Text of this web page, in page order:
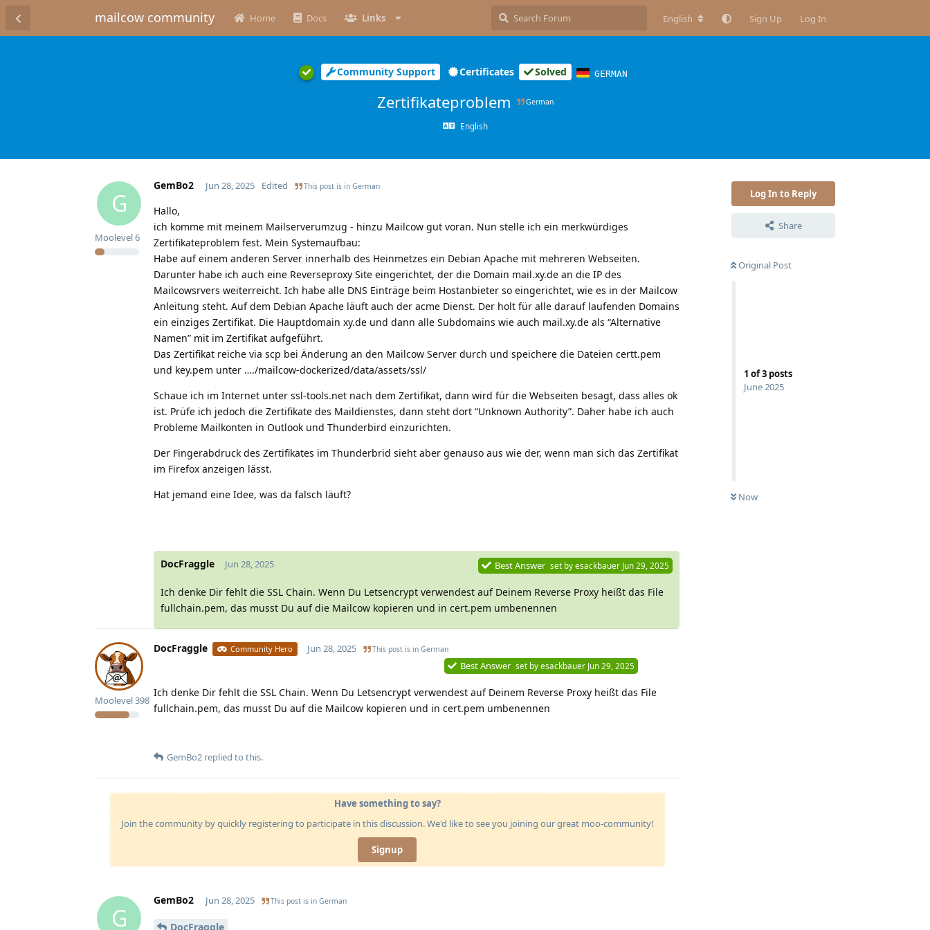
mailcow community Home Docs Links English Sign Up Log In
Community Support Certificates Solved GERMAN
Zertifikateproblem German
English
Log In to Reply
Share
Original Post
1 of3 posts
June 2025
Now
G
GemBo2
Moolevel6
Jun 28, 2025 Edited This post is in German
Hallo,
ich komme mit meinem Mailserverumzug - hinzu Mailcow gut voran. Nun stelle ich ein merkwürdiges
Zertifikateproblem fest. Mein Systemaufbau:
Habe auf einem anderen Server innerhalb des Heinmetzes ein Debian Apache mit mehreren Webseiten.
Darunter habe ich auch eine Reverseproxy Site eingerichtet, der die Domain mail.xy.de an die IP des
Mailcowsrvers weiterreicht. Ich habe alle DNS Einträge beim Hostanbieter so eingerichtet, wie es in der Mailcow
Anleitung steht. Auf dem Debian Apache läuft auch der acme Dienst. Der holt für alle darauf laufenden Domains
ein einziges Zertifikat. Die Hauptdomain xy.de und dann alle Subdomains wie auch mail.xy.de als “Alternative
Namen” mit im Zertifikat aufgeführt.
Das Zertifikat reiche via scp bei Änderung an den Mailcow Server durch und speichere die Dateien certt.pem
und key.pem unter …./mailcow-dockerized/data/assets/ssl/
Schaue ich im Internet unter ssl-tools.net nach dem Zertifikat, dann wird für die Webseiten besagt, dass alles ok
ist. Prüfe ich jedoch die Zertifikate des Maildienstes, dann steht dort “Unknown Authority”. Daher habe ich auch
Probleme Mailkonten in Outlook und Thunderbird einzurichten.
Der Fingerabdruck des Zertifikates im Thunderbrid sieht aber genauso aus wie der, wenn man sich das Zertifikat
im Firefox anzeigen lässt.
Hat jemand eine Idee, was da falsch läuft?
DocFraggle Jun 28, 2025 Best Answer set byesackbauer Jun 29, 2025
Ich denke Dir fehlt die SSL Chain. Wenn Du Letsencrypt verwendest auf Deinem Reverse Proxy heißt das File
fullchain.pem, das musst Du auf die Mailcow kopieren und in cert.pem umbenennen
DocFraggle Community Hero
Moolevel398
Jun 28, 2025 This post is in German
Best Answer set byesackbauer Jun 29, 2025
Ich denke Dir fehlt die SSL Chain. Wenn Du Letsencrypt verwendest auf Deinem Reverse Proxy heißt das File
fullchain.pem, das musst Du auf die Mailcow kopieren und in cert.pem umbenennen
GemBo2 replied to this.
Have something to say?
Join the community by quickly registering to participate in this discussion. We'd like to see you joining our great moo-community!
Signup
G
GemBo2 Jun 28, 2025 This post is in German
DocFraggle